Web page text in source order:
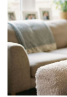
Da li je
naslednim
06. 08. 2026 06:38